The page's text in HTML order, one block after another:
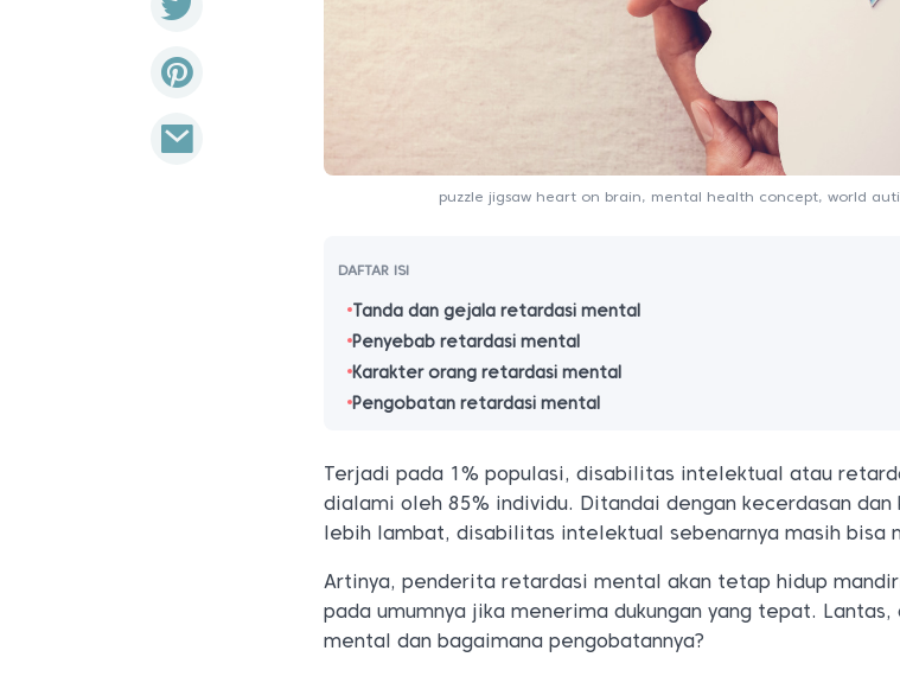
puzzle jigsaw heart on brain, mental health concept, world
DAFTAR ISI
Tanda dan gejala retardasi mental
Penyebab retardasi mental
Karakter orang retardasi mental
Pengobatan retardasi mental
Terjadi pada 1% populasi, disabilitas intelektual atau
dialami oleh 85% individu. Ditandai dengan kecerdasan dan
lebih lambat, disabilitas intelektual sebenarnya masih bisa
Artinya, penderita retardasi mental akan tetap hidup
pada umumnya jika menerima dukungan yang tepat.
mental dan bagaimana pengobatannya?